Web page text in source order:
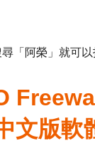
「阿榮」就可
文版軟